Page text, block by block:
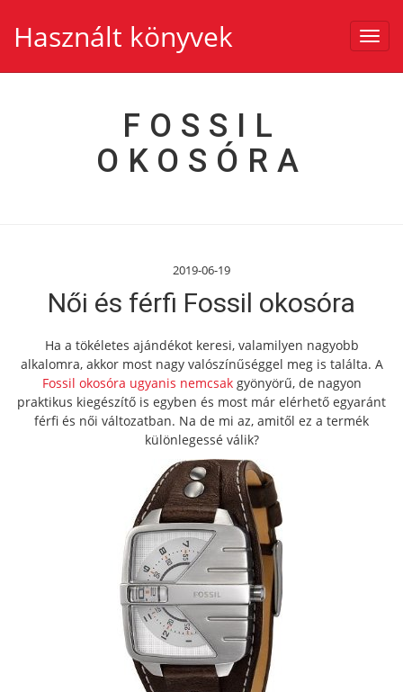
Használt könyvek
FOSSIL
OKOSÓRA
2019-06-19
Női és férfi Fossil okosóra
Ha a tökéletes ajándékot keresi, valamilyen nagyobb
alkalomra, akkor most nagy valószínűséggel meg is találta. A
Fossil okosóra ugyanis nemcsakgyönyörű, de nagyon
praktikus kiegészítő is egyben és most már elérhető egyaránt
férfi és női változatban. Na de mi az, amitől ez a termék
különlegessé válik?